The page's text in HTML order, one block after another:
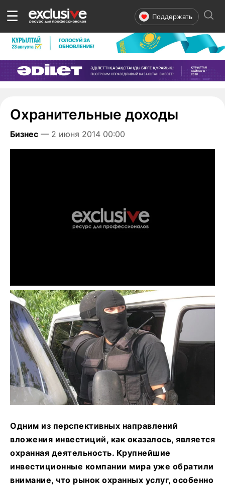
☰ Поддержать
Охранительные доходы
Бизнес — 2 июня 2014 00:00
Одним из перспективных направлений
вложения инвестиций, как оказалось, является
охранная деятельность. Крупнейшие
инвестиционные компании мира уже обратили
внимание, что рынок охранных услуг, особенно